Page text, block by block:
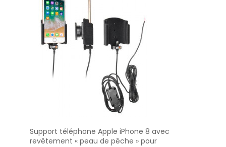
Aperçu
Support téléphone Apple iPhone 8 avec
revêtement « peau de pêche » pour